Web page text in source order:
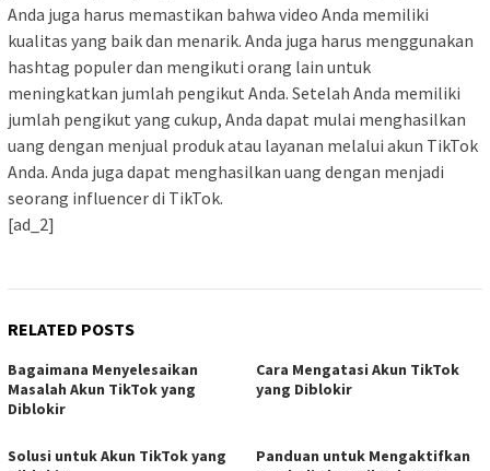
Anda juga harus memastikan bahwa video Anda memiliki
kualitas yang baik dan menarik. Anda juga harus menggunakan
hashtag populer dan mengikuti orang lain untuk
meningkatkan jumlah pengikut Anda. Setelah Anda memiliki
jumlah pengikut yang cukup, Anda dapat mulai menghasilkan
uang dengan menjual produk atau layanan melalui akun TikTok
Anda. Anda juga dapat menghasilkan uang dengan menjadi
seorang influencer di TikTok.
[ad_2]
RELATED POSTS
Bagaimana Menyelesaikan
Masalah Akun TikTok yang
Diblokir
Cara Mengatasi Akun TikTok
yang Diblokir
Solusi untuk Akun TikTok yang
Panduan untuk Mengaktifkan